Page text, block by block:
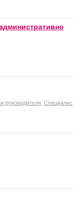
руководителя